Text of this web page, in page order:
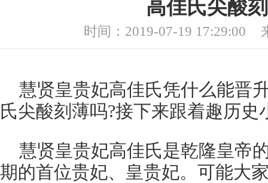
高佳氏尖酸
时间：2019-07-19 17:29:00
慧贤皇贵妃高佳氏凭什么能晋
氏尖酸刻薄吗?接下来跟着趣历史
慧贤皇贵妃高佳氏是乾隆皇帝
期的首位贵妃、皇贵妃。可能大